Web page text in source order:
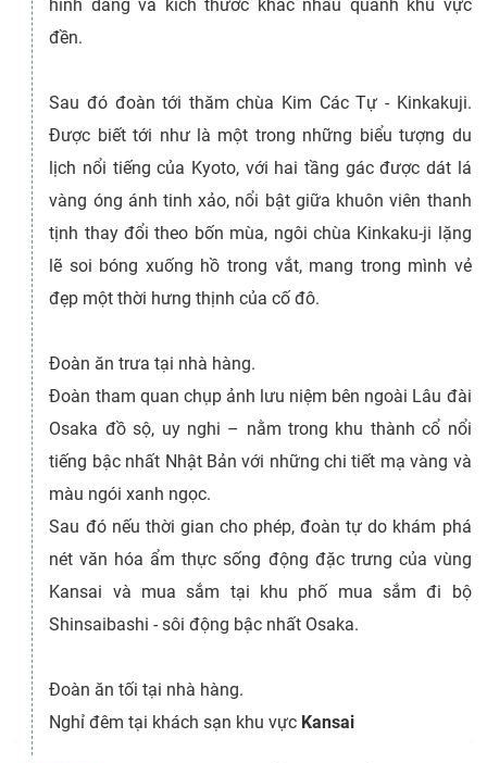
hình dáng và kích thước khác nhau quanh khu vực
đền.
Sau đó đoàn tới thăm chùa Kim Các Tự - Kinkakuji.
Được biết tới như là một trong những biểu tượng du
lịch nổi tiếng của Kyoto, với hai tầng gác được dát lá
vàng óng ánh tinh xảo, nổi bật giữa khuôn viên thanh
tịnh thay đổi theo bốn mùa, ngôi chùa Kinkaku-ji lặng
lẽ soi bóng xuống hồ trong vắt, mang trong mình vẻ
đẹp một thời hưng thịnh của cố đô.
Đoàn ăn trưa tại nhà hàng.
Đoàn tham quan chụp ảnh lưu niệm bên ngoài Lâu đài
Osaka đồ sộ, uy nghi – nằm trong khu thành cổ nổi
tiếng bậc nhất Nhật Bản với những chi tiết mạ vàng và
màu ngói xanh ngọc.
Sau đó nếu thời gian cho phép, đoàn tự do khám phá
nét văn hóa ẩm thực sống động đặc trưng của vùng
Kansai và mua sắm tại khu phố mua sắm đi bộ
Shinsaibashi - sôi động bậc nhất Osaka.
Đoàn ăn tối tại nhà hàng.
Nghỉ đêm tại khách sạn khu vực Kansai